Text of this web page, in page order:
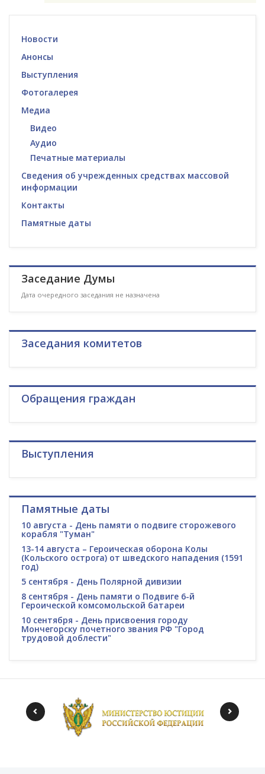
Новости
Анонсы
Выступления
Фотогалерея
Медиа
Видео
Аудио
Печатные материалы
Сведения об учрежденных средствах массовой
информации
Контакты
Памятные даты
Заседание Думы
Дата очередного заседания не назначена
Заседания комитетов
Обращения граждан
Выступления
Памятные даты
10 августа - День памяти о подвиге сторожевого
корабля "Туман"
13-14 августа – Героическая оборона Колы
(Кольского острога) от шведского нападения (1591
год)
5 сентября - День Полярной дивизии
8 сентября - День памяти о Подвиге 6-й
Героической комсомольской батареи
10 сентября - День присвоения городу
Мончегорску почетного звания РФ "Город
трудовой доблести"